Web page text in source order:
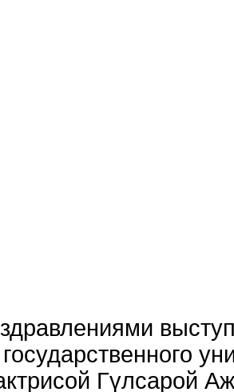
Гүлсарой